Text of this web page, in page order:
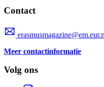
Contact
Meer contactinformatie
Volg ons